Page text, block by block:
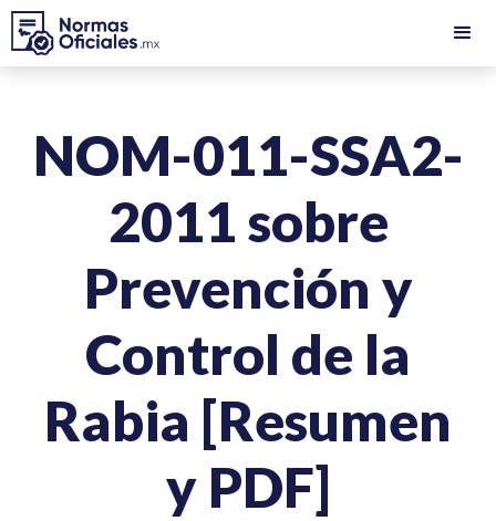
NOM-011-SSA2-
2011 sobre
Prevención y
Control de la
Rabia [Resumen
y PDF]